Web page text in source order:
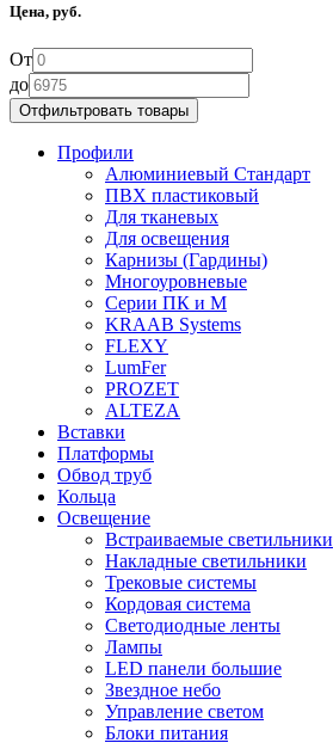
Цена, руб.
От
до
Профили
Алюминиевый Стандарт
ПВХ пластиковый
Для тканевых
Для освещения
Карнизы (Гардины)
Многоуровневые
Серии ПК и М
KRAAB Systems
FLEXY
LumFer
PROZET
ALTEZA
Вставки
Платформы
Обвод труб
Кольца
Освещение
Встраиваемые светильники
Накладные светильники
Трековые системы
Кордовая система
Светодиодные ленты
Лампы
LED панели большие
Звездное небо
Управление светом
Блоки питания